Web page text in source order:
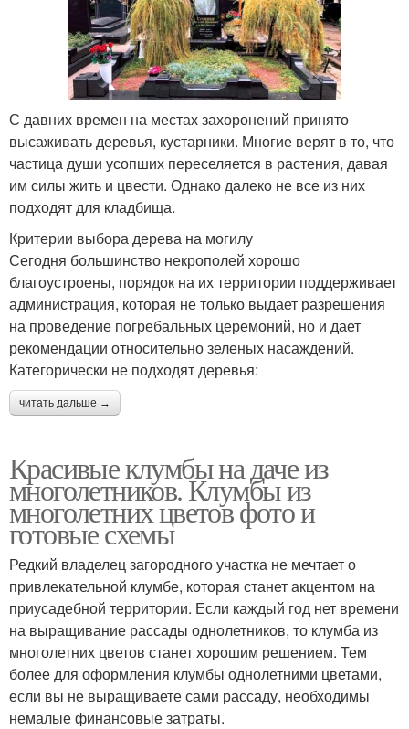
С давних времен на местах захоронений принято
высаживать деревья, кустарники. Многие верят в то, что
частица души усопших переселяется в растения, давая
им силы жить и цвести. Однако далеко не все из них
подходят для кладбища.
Критерии выбора дерева на могилу
Сегодня большинство некрополей хорошо
благоустроены, порядок на их территории поддерживает
администрация, которая не только выдает разрешения
на проведение погребальных церемоний, но и дает
рекомендации относительно зеленых насаждений.
Категорически не подходят деревья:
читать дальше →
Красивые клумбы на даче из
многолетников. Клумбы из
многолетних цветов фото и
готовые схемы
Редкий владелец загородного участка не мечтает о
привлекательной клумбе, которая станет акцентом на
приусадебной территории. Если каждый год нет времени
на выращивание рассады однолетников, то клумба из
многолетних цветов станет хорошим решением. Тем
более для оформления клумбы однолетними цветами,
если вы не выращиваете сами рассаду, необходимы
немалые финансовые затраты.